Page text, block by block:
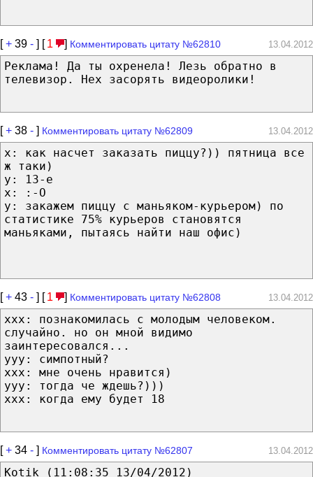
[+ 39 - ] [ 1 ] Комментировать цитату №62810 13.04.2012
Реклама! Да ты охренела! Лезь обратно в
телевизор. Нех засорять видеоролики!
[+ 38 - ] Комментировать цитату №62809 13.04.2012
x: как насчет заказать пиццу?)) пятница все
ж таки)
y: 13-е
x: :-O
y: закажем пиццу с маньяком-курьером) по
статистике 75% курьеров становятся
маньяками, пытаясь найти наш офис)
[+ 43 - ] [ 1 ] Комментировать цитату №62808 13.04.2012
xxx: познакомилась с молодым человеком.
случайно. но он мной видимо
заинтересовался...
yyy: симпотный?
xxx: мне очень нравится)
yyy: тогда че ждешь?)))
xxx: когда ему будет 18
[+ 34 - ] Комментировать цитату №62807 13.04.2012
Kotik (11:08:35 13/04/2012)